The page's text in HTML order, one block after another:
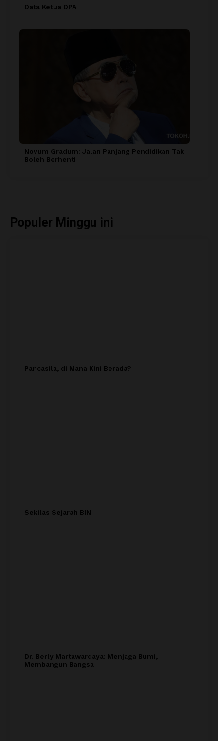
Data Ketua DPA
Novum Gradum: Jalan Panjang Pendidikan Tak
Boleh Berhenti
Populer Minggu ini
Pancasila, di Mana Kini Berada?
Sekilas Sejarah BIN
Dr. Berly Martawardaya: Menjaga Bumi,
Membangun Bangsa